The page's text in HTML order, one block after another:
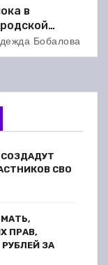
в
прямую
Бобалова
СВО
ПРАВ,
ЗА